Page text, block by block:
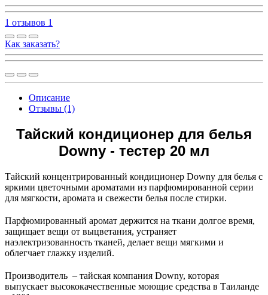
1 отзывов 1
Как заказать?
Описание
Отзывы (1)
Тайский кондиционер для белья
Downy - тестер 20 мл
Тайский концентрированный кондиционер Downy для белья с
яркими цветочными ароматами из парфюмированной серии
для мягкости, аромата и свежести белья после стирки.
Парфюмированный аромат держится на ткани долгое время,
защищает вещи от выцветания, устраняет
наэлектризованность тканей, делает вещи мягкими и
облегчает глажку изделий.
Производитель – тайская компания Downy, которая
выпускает высококачественные моющие средства в Таиланде